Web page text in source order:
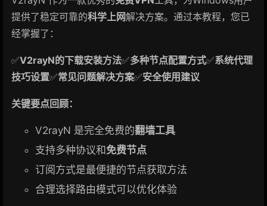
提供了稳定可靠的科学上网解决方案。通过本教程，您已
经掌握了：
✅V2rayN的下载安装方法✅多种节点配置方式✅系统代理
技巧设置✅常见问题解决方案✅安全使用建议
关键要点回顾：
V2rayN 是完全免费的翻墙工具
支持多种协议和免费节点
订阅方式是最便捷的节点获取方法
合理选择路由模式可以优化体验